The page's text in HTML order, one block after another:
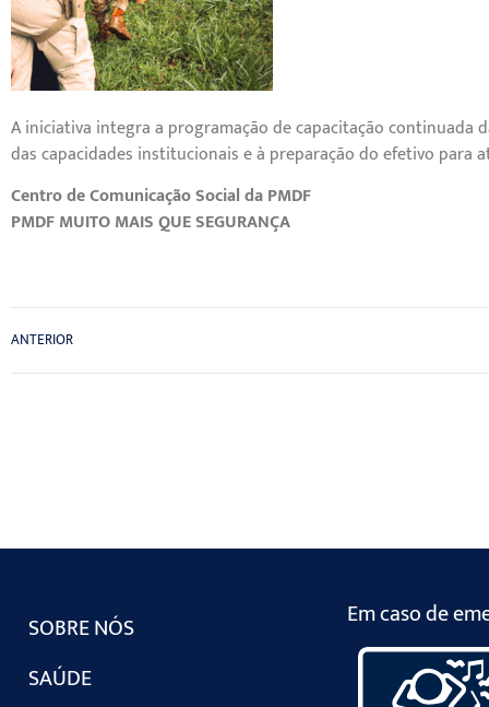
A iniciativa integra a programação de capacitação
das capacidades institucionais e à preparação do efetivo para
Centro de Comunicação Social da PMDF
PMDF MUITO MAIS QUE SEGURANÇA
ANTERIOR
SOBRE NÓS
SAÚDE
Em caso de